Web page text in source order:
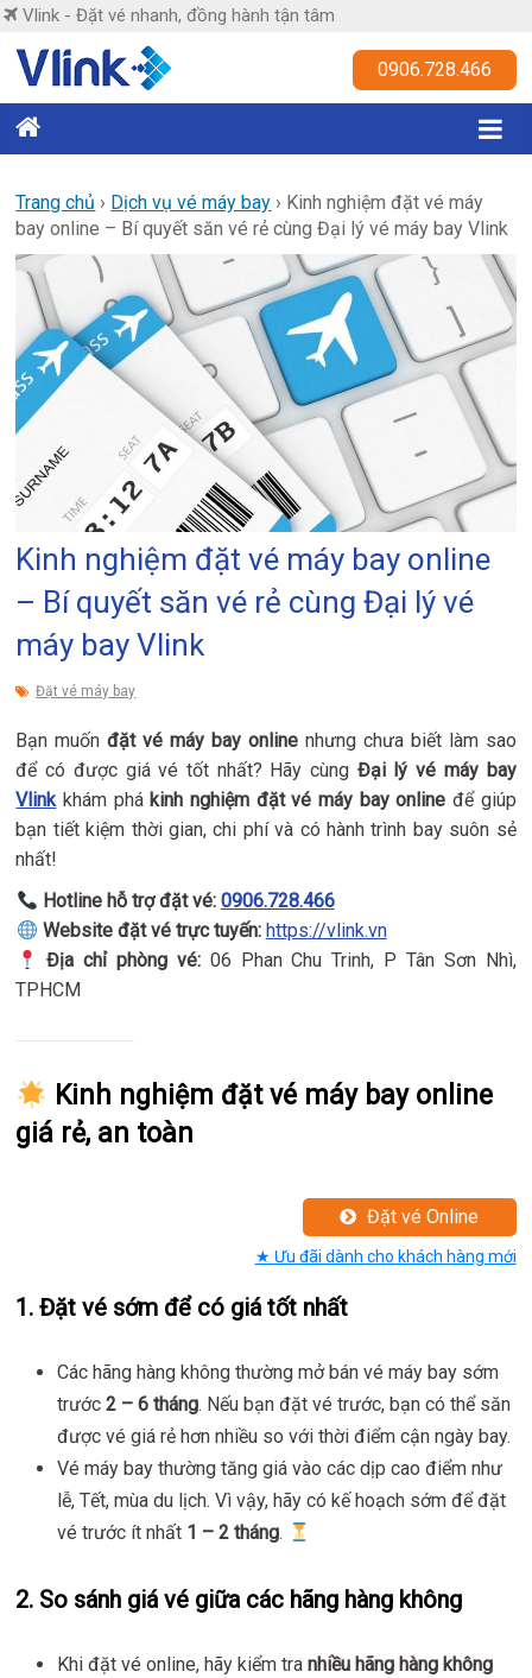
Skip
content
Vlink - Đặt vé nhanh, đồng hành tận tâm
Vlink
nhanh,
đồng
hành
tận
tâm
0906.728.466
Trang chủ › Dịch vụ vé máy bay › Kinh nghiệm đặt vé máy
bay online – Bí quyết săn vé rẻ cùng Đại lý vé máy bay Vlink
Kinh nghiệm đặt vé máy bay online
– Bí quyết săn vé rẻ cùng Đại lý vé
máy bay Vlink
Đặt vé máy bay
Bạn muốnđặt vé máy bay onlinenhưng chưa biết làm sao
để có được giá vé tốt nhất? Hãy cùng Đại lý vé máy bay
Vlinkkhám phá kinh nghiệm đặt vé máy bay online để giúp
bạn tiết kiệm thời gian, chi phí và có hành trình bay suôn sẻ
nhất!
Hotline hỗ trợ đặt vé: 0906.728.466
Website đặt vé trực tuyến: https://vlink.vn
Địa chỉ phòng vé:06 Phan Chu Trinh, P Tân Sơn Nhì,
TPHCM
Kinh nghiệm đặt vé máy bay online
giá rẻ, an toàn
Đặt vé Online
★ Ưu đãi dành cho khách hàng mới
1.Đặt vé sớm để có giá tốt nhất
Các hãng hàng không thường mở bán vé máy bay sớm
trước2 – 6 tháng. Nếu bạn đặt vé trước, bạn có thể săn
được vé giá rẻ hơn nhiều so với thời điểm cận ngày bay.
Vé máy bay thường tăng giá vào các dịp cao điểm như
lễ, Tết, mùa du lịch. Vì vậy, hãy có kế hoạch sớm để đặt
vé trước ít nhất 1 – 2 tháng.
2. So sánh giá vé giữa các hãng hàng không
Khi đặt vé online, hãy kiểm tranhiều hãng hàng không